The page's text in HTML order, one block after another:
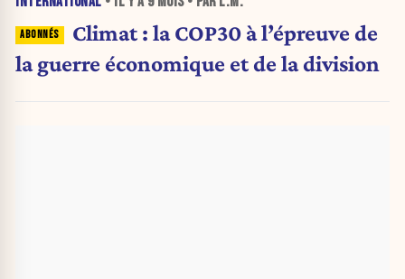
Climat : la COP30 à l’épreuve de
la guerre économique et de la division